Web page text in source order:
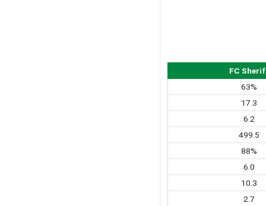
FC
63%
17.3
6.2
499.5
88%
6.0
10.3
2.7